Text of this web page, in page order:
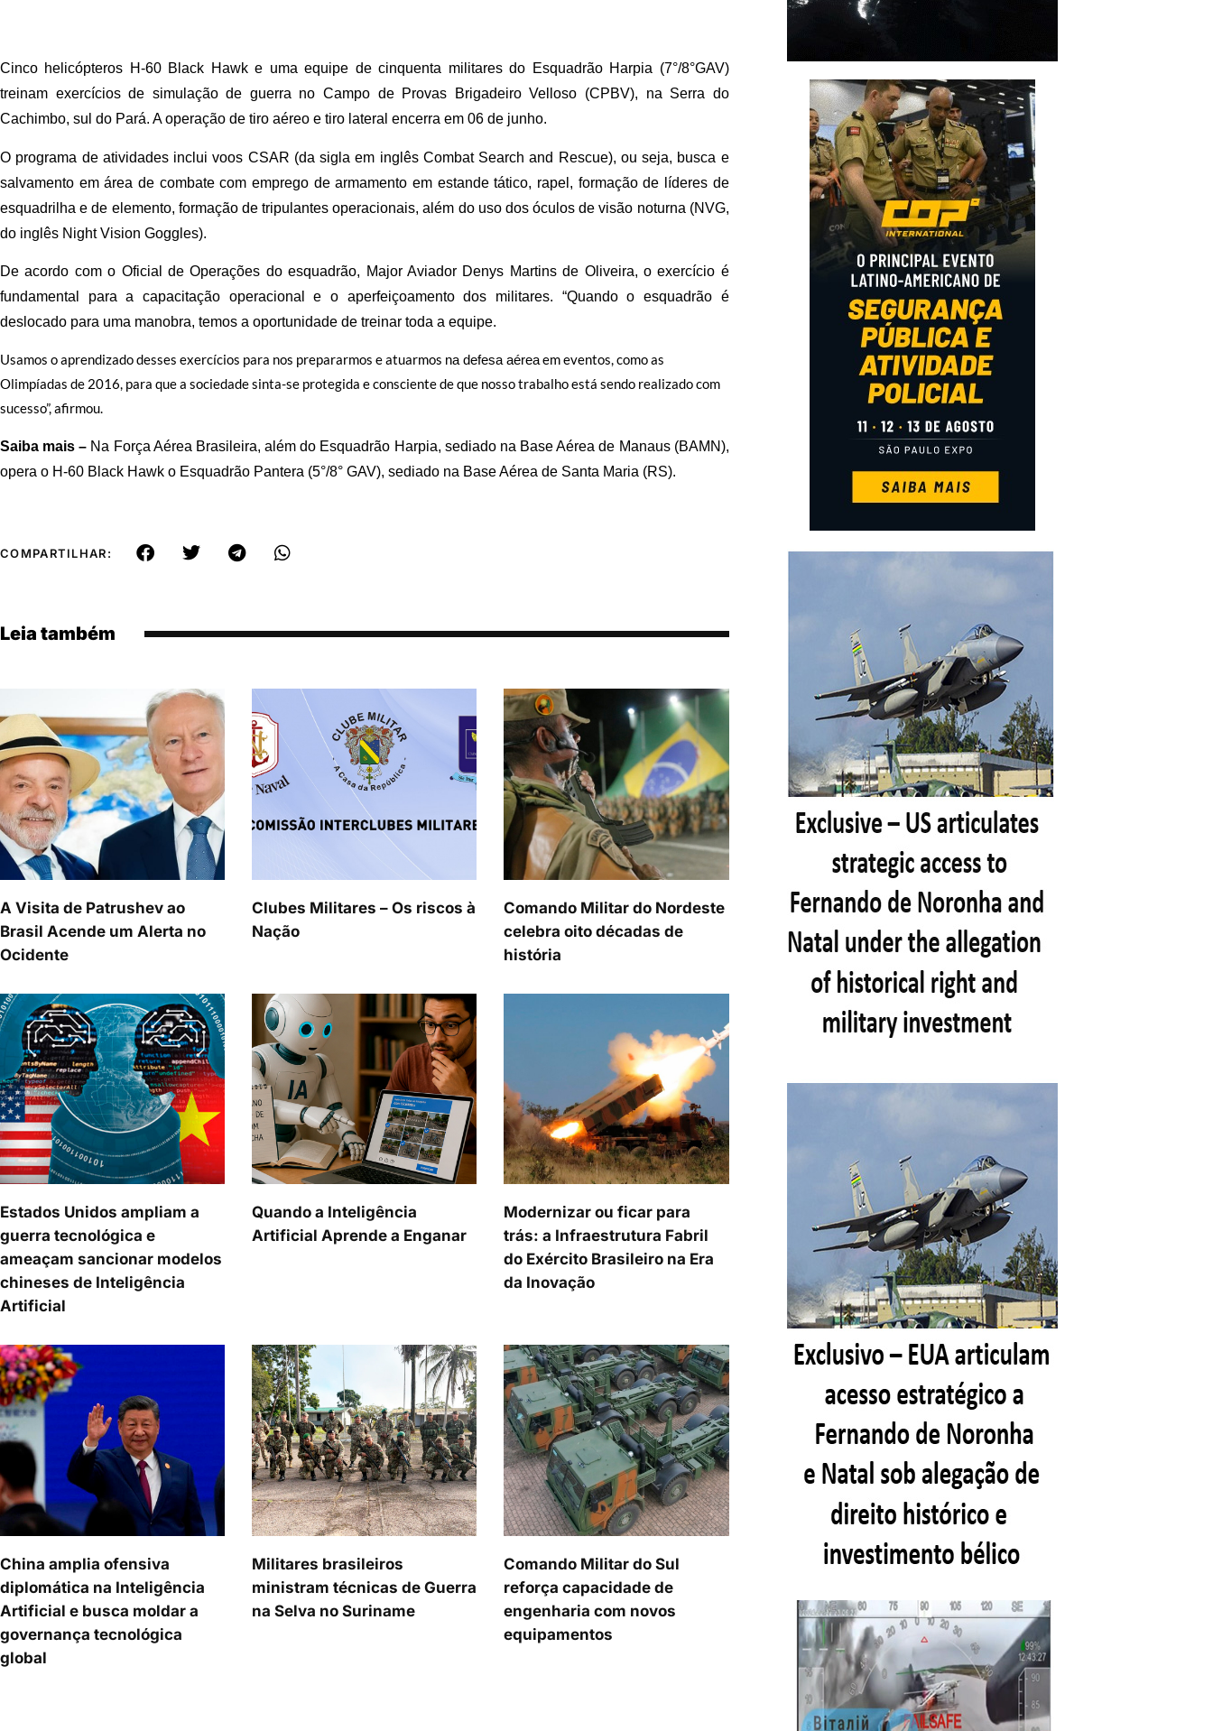
Cinco helicópteros H-60 Black Hawk e uma equipe de cinquenta militares do Esquadrão Harpia (7°/8°GAV)
treinam exercícios de simulação de guerra no Campo de Provas Brigadeiro Velloso (CPBV), na Serra do
Cachimbo, sul do Pará. A operação de tiro aéreo e tiro lateral encerra em 06 de junho.
O programa de atividades inclui voos CSAR (da sigla em inglês Combat Search and Rescue), ou seja, busca e
salvamento em área de combate com emprego de armamento em estande tático, rapel, formação de líderes de
esquadrilha e de elemento, formação de tripulantes operacionais, além do uso dos óculos de visão noturna (NVG,
do inglês Night Vision Goggles).
De acordo com o Oficial de Operações do esquadrão, Major Aviador Denys Martins de Oliveira, o exercício é
fundamental para a capacitação operacional e o aperfeiçoamento dos militares. “Quando o esquadrão é
deslocado para uma manobra, temos a oportunidade de treinar toda a equipe.
Usamos o aprendizado desses exercícios para nos prepararmos e atuarmos na defesa aéreaem eventos, como as
Olimpíadas de 2016, para que a sociedade sinta-se protegida e consciente de que nosso trabalho está sendo realizado com
sucesso”, afirmou.
Saiba mais – Na Força Aérea Brasileira, além do Esquadrão Harpia, sediado na Base Aérea de Manaus (BAMN),
opera o H-60 Black Hawk o Esquadrão Pantera (5°/8° GAV), sediado na Base Aérea de Santa Maria (RS).
COMPARTILHAR:
Leia também
A Visita de Patrushev ao
Brasil Acende um Alerta no
Ocidente
Clubes Militares – Os riscos à
Nação
Comando Militar do Nordeste
celebra oito décadas de
história
Estados Unidos ampliam a
guerra tecnológica e
ameaçam sancionar modelos
chineses de Inteligência
Artificial
Quando a Inteligência
Artificial Aprende a Enganar
Modernizar ou ficar para
trás: a Infraestrutura Fabril
do Exército Brasileiro na Era
da Inovação
China amplia ofensiva
diplomática na Inteligência
Artificial e busca moldar a
governança tecnológica
global
Militares brasileiros
ministram técnicas de Guerra
na Selva no Suriname
Comando Militar do Sul
reforça capacidade de
engenharia com novos
equipamentos